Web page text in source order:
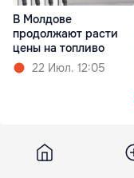
В Молдове
продолжают расти
цены на топливо
22 Июл. 12:05